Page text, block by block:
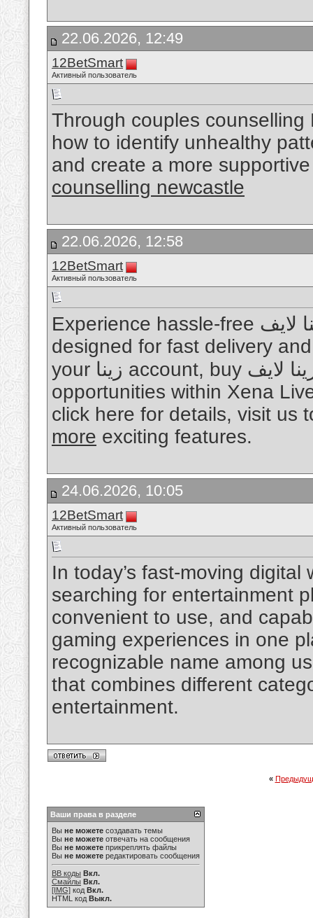
22.06.2026, 12:49
12BetSmart
Активный пользователь
Through couples
how to identify unhealthy
and create a more
counselling newcastle
22.06.2026, 12:58
12BetSmart
Активный пользователь
Experience hassle-free شحن زينا لايف with a secure platform
designed for fast delivery
your زينا account, buy كوينز زينا لايف, and unlock more
opportunities within Xena
click here for details, visit us
more exciting features.
24.06.2026, 10:05
12BetSmart
Активный пользователь
In today’s fast-moving
searching for entertainment
convenient to use, and
gaming experiences in one
recognizable name among
that combines different
entertainment.
«
Ваши права в разделе
Вы не можете создавать темы
Вы не можете отвечать на сообщения
Вы не можете прикреплять файлы
Вы не можете редактировать сообщения
BB коды Вкл.
Смайлы Вкл.
[IMG] код Вкл.
HTML код Выкл.